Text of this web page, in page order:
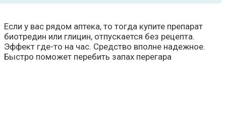
Если у вас рядом аптека, то тогда купите препарат
биотредин или глицин, отпускается без рецепта.
Эффект где-то на час. Средство вполне надежное.
Быстро поможет перебить запах перегара